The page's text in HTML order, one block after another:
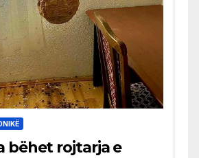
bëhet rojtarja e